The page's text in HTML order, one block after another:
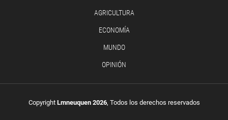
AGRICULTURA
ECONOMÍA
MUNDO
OPINIÓN
Copyright Lmneuquen 2026, Todos los derechos reservados